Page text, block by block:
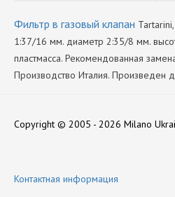
Фильтр в газовый клапан
1:37/16 мм. диаметр 2:35/8 мм.
пластмасса. Рекомендованная
Производство Италия. Произведен
Copyright © 2005 - 2026 Milano
Контактная информация